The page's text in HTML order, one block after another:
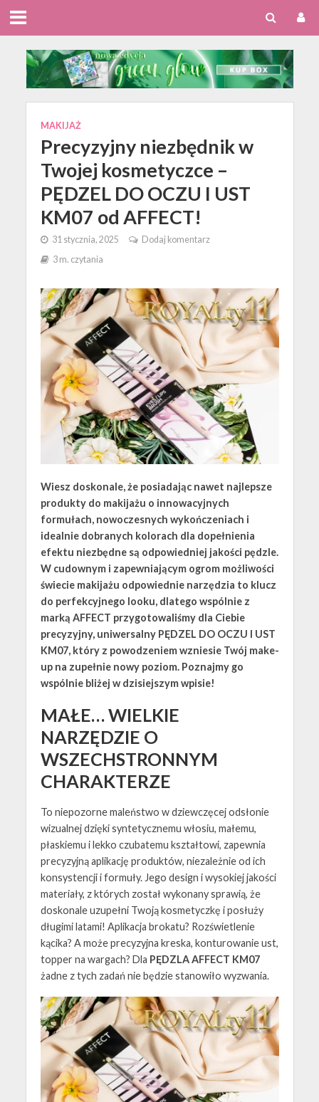
MAKIJAŻ
Precyzyjny niezbędnik w
Twojej kosmetyczce –
PĘDZEL DO OCZU I UST
KM07 od AFFECT!
31 stycznia, 2025
Dodaj komentarz
3 m. czytania
Wiesz doskonale, że posiadając nawet najlepsze
produkty do makijażu o innowacyjnych
formułach, nowoczesnych wykończeniach i
idealnie dobranych kolorach dla dopełnienia
efektu niezbędne są odpowiedniej jakości pędzle.
W cudownym i zapewniającym ogrom możliwości
świecie makijażu odpowiednie narzędzia to klucz
do perfekcyjnego looku, dlatego wspólnie z
marką AFFECT przygotowaliśmy dla Ciebie
precyzyjny, uniwersalny PĘDZEL DO OCZU I UST
KM07, który z powodzeniem wzniesie Twój make-
up na zupełnie nowy poziom. Poznajmy go
wspólnie bliżej w dzisiejszym wpisie!
MAŁE… WIELKIE
NARZĘDZIE O
WSZECHSTRONNYM
CHARAKTERZE
To niepozorne maleństwo w dziewczęcej odsłonie
wizualnej dzięki syntetycznemu włosiu, małemu,
płaskiemu i lekko czubatemu kształtowi, zapewnia
precyzyjną aplikację produktów, niezależnie od ich
konsystencji i formuły. Jego design i wysokiej jakości
materiały, z których został wykonany sprawią, że
doskonale uzupełni Twoją kosmetyczkę i posłuży
długimi latami! Aplikacja brokatu? Rozświetlenie
kącika? A może precyzyjna kreska, konturowanie ust,
topper na wargach? Dla PĘDZLA AFFECT KM07
żadne z tych zadań nie będzie stanowiło wyzwania.